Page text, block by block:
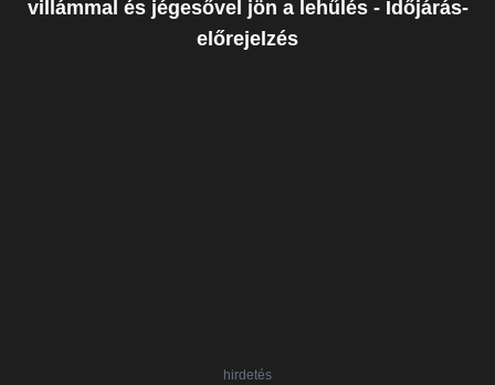
villámmal és jégesővel jön a lehűlés - Időjárás-
előrejelzés
hirdetés